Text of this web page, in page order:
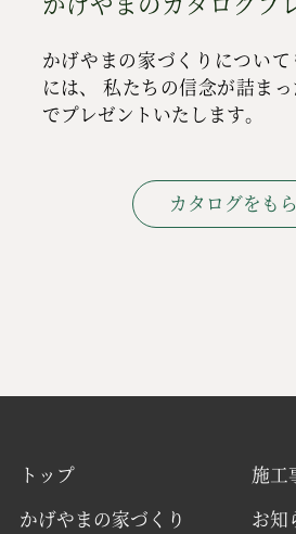
かげやまの家づくりについ
には、
私たちの信念が詰ま
でプレゼントいたします。
カタログをも
トップ
かげやまの家づくり
施工
お知